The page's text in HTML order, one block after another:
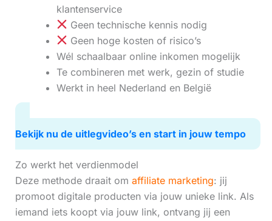
klantenservice
Geen technische kennis nodig
Geen hoge kosten of risico’s
Wél schaalbaar online inkomen mogelijk
Te combineren met werk, gezin of studie
Werkt in heel Nederland en België
Bekijk nu de uitlegvideo’s en start in jouw tempo
Zo werkt het verdienmodel
Deze methode draait om affiliate marketing: jij
promoot digitale producten via jouw unieke link. Als
iemand iets koopt via jouw link, ontvang jij een